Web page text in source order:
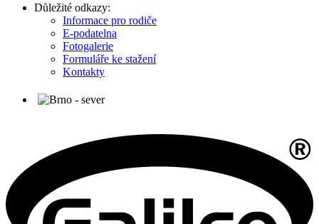
Důležité odkazy:
Informace pro rodiče
E-podatelna
Fotogalerie
Formuláře ke stažení
Kontakty